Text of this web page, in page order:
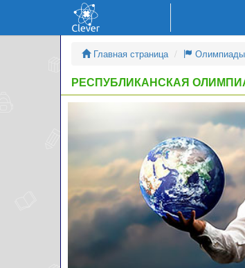
Главная страница Олимпиады
РЕСПУБЛИКАНСКАЯ